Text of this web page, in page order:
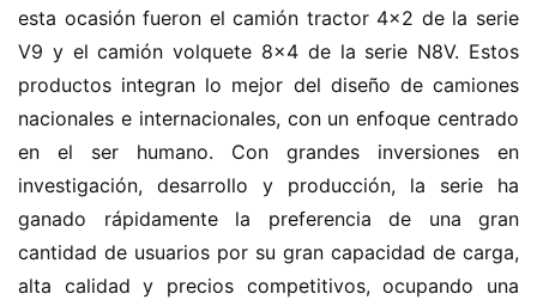
esta ocasión fueron el camión tractor 4×2 de la serie
V9 y el camión volquete 8×4 de la serie N8V. Estos
productos integran lo mejor del diseño de camiones
nacionales e internacionales, con un enfoque centrado
en el ser humano. Con grandes inversiones en
investigación, desarrollo y producción, la serie ha
ganado rápidamente la preferencia de una gran
cantidad de usuarios por su gran capacidad de carga,
alta calidad y precios competitivos, ocupando una